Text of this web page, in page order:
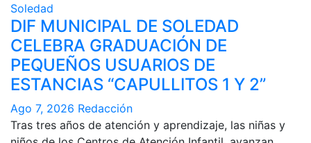
Soledad
DIF MUNICIPAL DE SOLEDAD
CELEBRA GRADUACIÓN DE
PEQUEÑOS USUARIOS DE
ESTANCIAS “CAPULLITOS 1 Y 2”
Ago 7, 2026 Redacción
Tras tres años de atención y aprendizaje, las niñas y